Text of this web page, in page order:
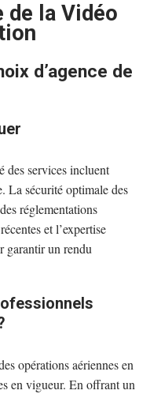
de la Vidéo
d’agence de
des services incluent
La sécurité optimale des
réglementations
et l’expertise
garantir un rendu
opérations aériennes en
en vigueur. En offrant un